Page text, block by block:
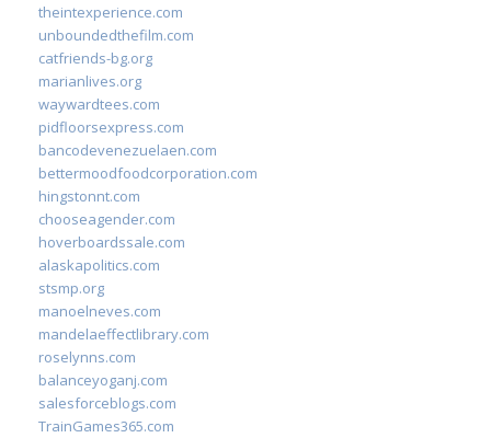
theintexperience.com
unboundedthefilm.com
catfriends-bg.org
marianlives.org
waywardtees.com
pidfloorsexpress.com
bancodevenezuelaen.com
bettermoodfoodcorporation.com
hingstonnt.com
chooseagender.com
hoverboardssale.com
alaskapolitics.com
stsmp.org
manoelneves.com
mandelaeffectlibrary.com
roselynns.com
balanceyoganj.com
salesforceblogs.com
TrainGames365.com